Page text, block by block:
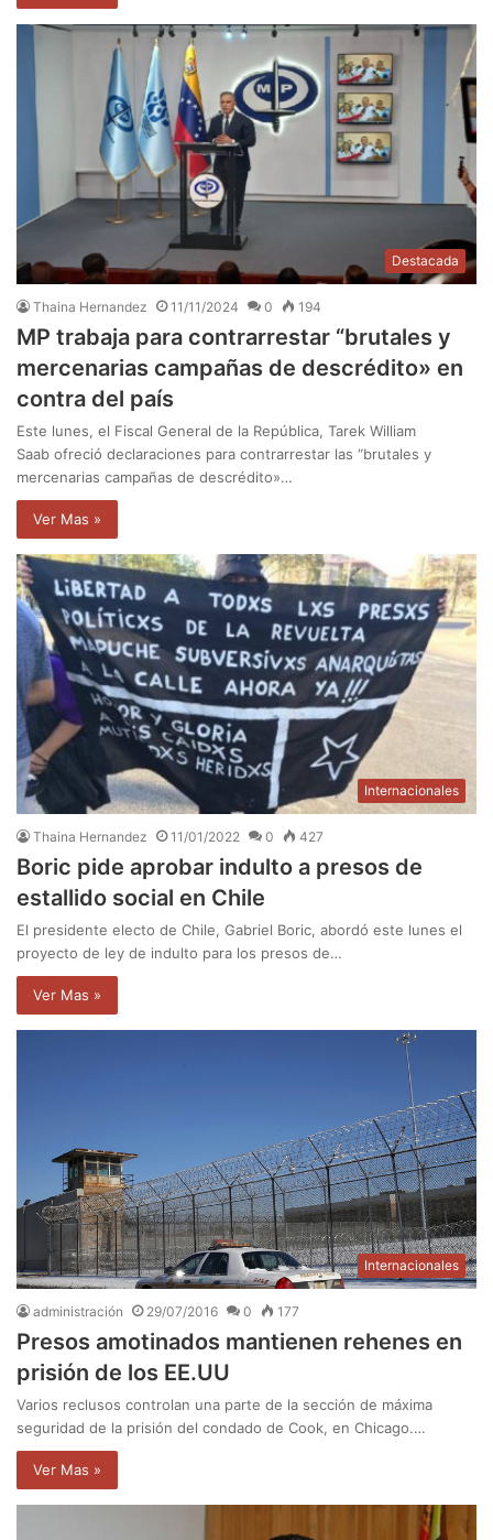
Destacada
Thaina Hernandez 11/11/2024 0 194
MP trabaja para contrarrestar “brutales y
mercenarias campañas de descrédito» en
contra del país
Este lunes, el Fiscal General de la República, Tarek William
Saab ofreció declaraciones para contrarrestar las “brutales y
mercenarias campañas de descrédito»…
Ver Mas »
Internacionales
Thaina Hernandez 11/01/2022 0 427
Boric pide aprobar indulto a presos de
estallido social en Chile
El presidente electo de Chile, Gabriel Boric, abordó este lunes el
proyecto de ley de indulto para los presos de…
Ver Mas »
Internacionales
administración 29/07/2016 0 177
Presos amotinados mantienen rehenes en
prisión de los EE.UU
Varios reclusos controlan una parte de la sección de máxima
seguridad de la prisión del condado de Cook, en Chicago.…
Ver Mas »